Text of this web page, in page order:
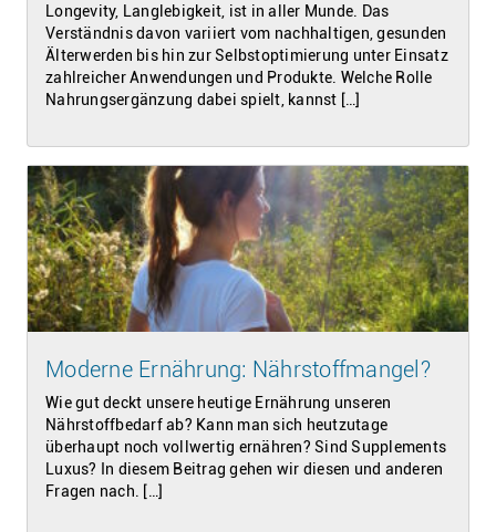
Longevity, Langlebigkeit, ist in aller Munde. Das
Verständnis davon variiert vom nachhaltigen, gesunden
Älterwerden bis hin zur Selbstoptimierung unter Einsatz
zahlreicher Anwendungen und Produkte. Welche Rolle
Nahrungsergänzung dabei spielt, kannst […]
Moderne Ernährung: Nährstoffmangel?
Wie gut deckt unsere heutige Ernährung unseren
Nährstoffbedarf ab? Kann man sich heutzutage
überhaupt noch vollwertig ernähren? Sind Supplements
Luxus? In diesem Beitrag gehen wir diesen und anderen
Fragen nach. […]